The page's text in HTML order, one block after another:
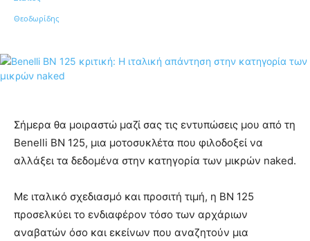
Σήμερα θα μοιραστώ μαζί σας τις εντυπώσεις μου από τη
Benelli BN 125, μια μοτοσυκλέτα που φιλοδοξεί να
αλλάξει τα δεδομένα στην κατηγορία των μικρών naked.
Με ιταλικό σχεδιασμό και προσιτή τιμή, η BN 125
προσελκύει το ενδιαφέρον τόσο των αρχάριων
αναβατών όσο και εκείνων που αναζητούν μια